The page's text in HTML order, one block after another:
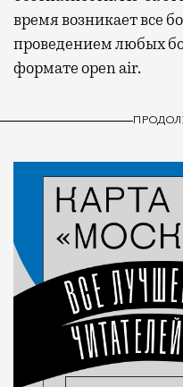
время возникает все
проведением любых
формате open air.